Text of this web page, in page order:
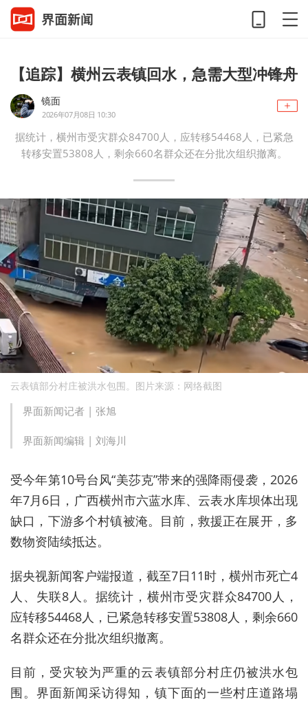
【追踪】横州云表镇回水，急需大型冲锋舟
镜面
2026年07月08日 10:30
据统计，横州市受灾群众84700人，应转移54468人，已紧急
转移安置53808人，剩余660名群众还在分批次组织撤离。
云表镇部分村庄被洪水包围。图片来源：网络截图
界面新闻记者 | 张旭
界面新闻编辑 | 刘海川
受今年第10号台风“美莎克”带来的强降雨侵袭，2026
年7月6日，广西横州市六蓝水库、云表水库坝体出现
缺口，下游多个村镇被淹。目前，救援正在展开，多
数物资陆续抵达。
据央视新闻客户端报道，截至7日11时，横州市死亡4
人、失联8人。据统计，横州市受灾群众84700人，
应转移54468人，已紧急转移安置53808人，剩余660
名群众还在分批次组织撤离。
目前，受灾较为严重的云表镇部分村庄仍被洪水包
围。界面新闻采访得知，镇下面的一些村庄道路塌